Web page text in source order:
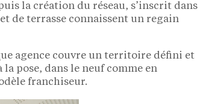
la création du réseau, s’inscrit dans
de terrasse connaissent un regain
agence couvre un territoire défini et
pose, dans le neuf comme en
franchiseur.